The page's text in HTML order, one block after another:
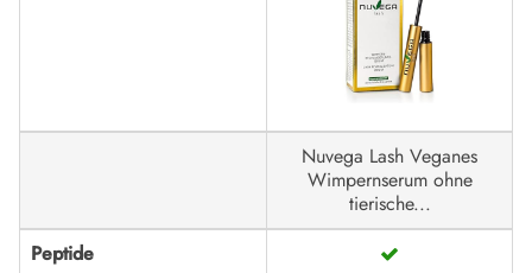
Nuvega Lash Veganes
Wimpernserum ohne
tierische...
Peptide